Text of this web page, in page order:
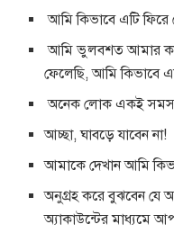
আমি কিভাবে এটি ফিরে
আমি ভুলবশত আমার
ফেলেছি, আমি কিভাবে
অনেক লোক একই
আচ্ছা, ঘাবড়ে যাবেন না!
আমাকে দেখান আমি
অনুগ্রহ করে বুঝবেন
অ্যাকাউন্টের মাধ্যমে